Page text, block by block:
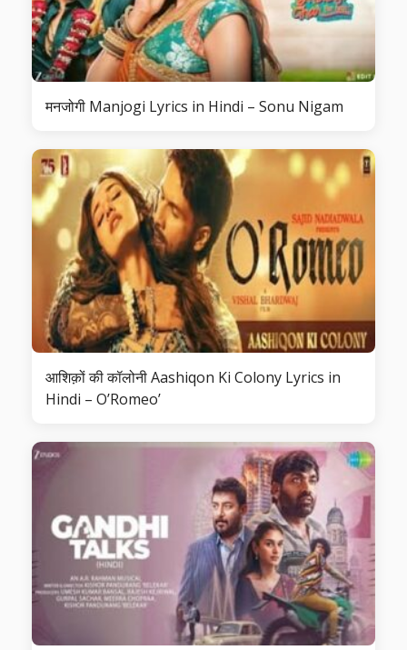
मनजोगी Manjogi Lyrics in Hindi – Sonu Nigam
आशिक़ों की कॉलोनी Aashiqon Ki Colony Lyrics in
Hindi – O’Romeo’